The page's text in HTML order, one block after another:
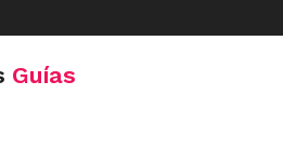
Guías